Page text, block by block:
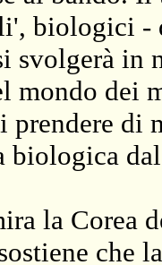
biologici -
svolgerà in
mondo dei
prendere di
biologica
la Corea
che